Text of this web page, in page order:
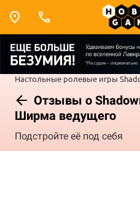
Настольные ролевые игры
Отзывы о
Ширма ведущего
Подстройте её под себя